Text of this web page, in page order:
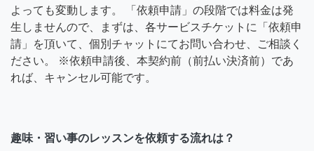
よっても変動します。 「依頼申請」の段階では料金は発
生しませんので、まずは、各サービスチケットに「依頼申
請」を頂いて、個別チャットにてお問い合わせ、ご相談く
ださい。 ※依頼申請後、本契約前（前払い決済前）であ
れば、キャンセル可能です。
趣味・習い事のレッスンを依頼する流れは？